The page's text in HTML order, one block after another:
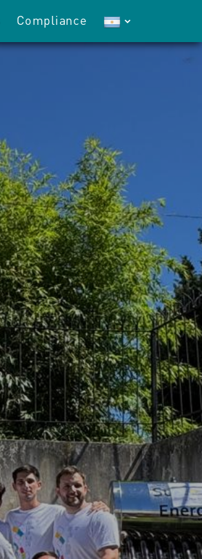
Compliance